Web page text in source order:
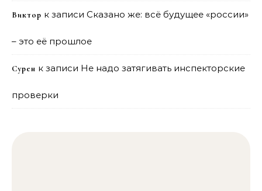
Виктор к записи Сказано же: всё будущее «россии»
– это её прошлое
Сурен к записи Не надо затягивать инспекторские
проверки